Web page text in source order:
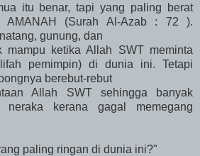
itu benar, tapi yang paling berat
AMANAH (Surah Al-Azab : 72 ).
gunung, dan
mampu ketika Allah SWT meminta
pemimpin) di dunia ini. Tetapi
berebut-rebut
Allah SWT sehingga banyak
kerana gagal memegang
paling ringan di dunia ini?"